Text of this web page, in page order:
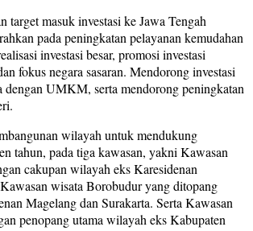
target masuk investasi ke Jawa Tengah
pada peningkatan pelayanan kemudahan
investasi besar, promosi investasi
fokus negara sasaran. Mendorong investasi
dengan UMKM, serta mendorong peningkatan
wilayah untuk mendukung
tahun, pada tiga kawasan, yakni Kawasan
cakupan wilayah eks Karesidenan
wisata Borobudur yang ditopang
Magelang dan Surakarta. Serta Kawasan
penopang utama wilayah eks Kabupaten